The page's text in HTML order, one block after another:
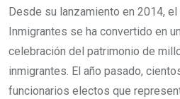
Desde su lanzamiento en 2014,
Inmigrantes se ha convertido en
celebración del patrimonio de
inmigrantes. El año pasado,
funcionarios electos que